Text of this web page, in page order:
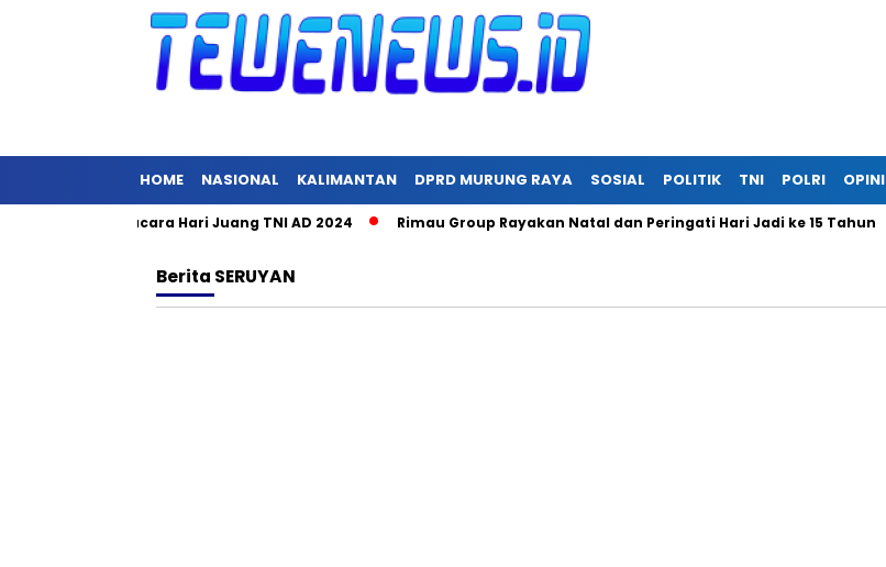
HOME NASIONAL KALIMANTAN DPRD MURUNG RAYA SOSIAL POLITIK TNI POLRI OPINI
Pimpin Upacara Hari Juang TNI AD 2024 Rimau Group Rayakan Natal dan Peringati Hari Jadi ke 15 Tahun
Berita SERUYAN